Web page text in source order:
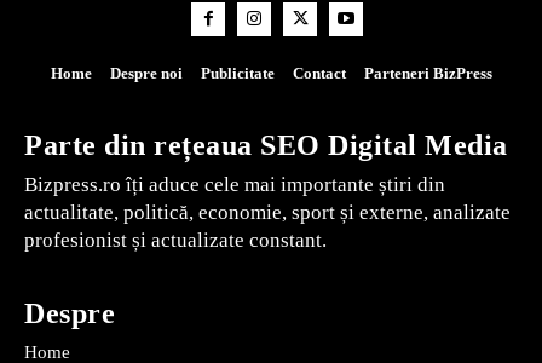
Home Despre noi Publicitate Contact Parteneri BizPress
Parte din rețeaua SEO Digital Media
Bizpress.ro îți aduce cele mai importante știri din
actualitate, politică, economie, sport și externe, analizate
profesionist și actualizate constant.
Despre
Home